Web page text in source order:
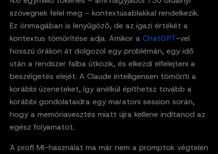
szövegnek felel meg – kontextusablakkal rendelkezik.
Ez önmagában is lenyűgöző, de az igazi értékét a
kontextus tömörítése adja. Amikor a ChatGPT-vel
hosszú órákon át dolgozol egy problémán, egy idő
után a rendszer falba ütközik, és elkezdi elfelejteni a
beszélgetés elejét. A Claude intelligensen tömöríti a
korábbi üzeneteket, így anélkül építhetsz tovább a
korábbi gondolataidra egy maratoni session során,
hogy a memóriavesztés miatt újra kellene indítanod az
egész folyamatot.
A profi MI-használat ma már nem a promptok végtelen